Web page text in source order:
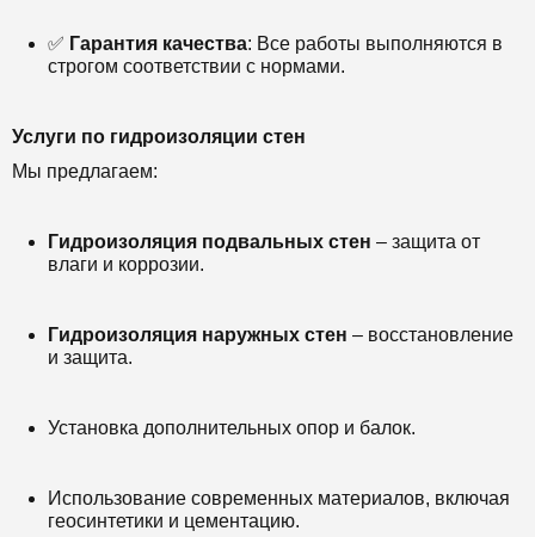
✅ Гарантия качества: Все работы выполняются в
строгом соответствии с нормами.
Услуги по гидроизоляции стен
Мы предлагаем:
Гидроизоляция подвальных стен – защита от
влаги и коррозии.
Гидроизоляция наружных стен – восстановление
и защита.
Установка дополнительных опор и балок.
Использование современных материалов, включая
геосинтетики и цементацию.